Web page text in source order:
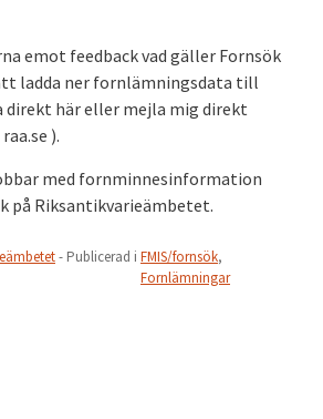
emot feedback vad gäller Fornsök
ladda ner fornlämningsdata till
direkt här eller mejla mig direkt
).
med fornminnesinformation
på Riksantikvarieämbetet.
- Publicerad i FMIS/fornsök,
Fornlämningar